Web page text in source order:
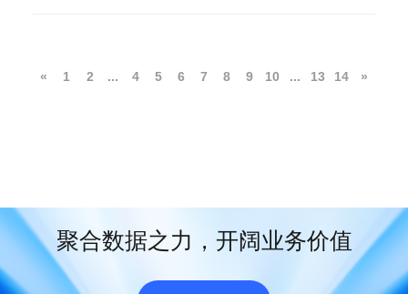
« 1 2 ... 4 5 6 7 8 9 10 ... 13 14 »
聚合数据之力，开阔业务价值